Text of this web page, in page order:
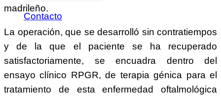
Contacto
madrileño.
La operación, que se desarrolló sin contratiempos
y de la que el paciente se ha recuperado
satisfactoriamente, se encuadra dentro del
ensayo clínico RPGR, de terapia génica para el
tratamiento de esta enfermedad oftalmológica